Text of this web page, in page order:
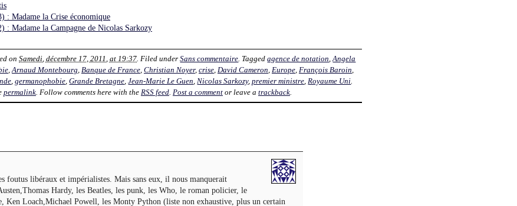
: Madame la Crise économique
: Madame la Campagne de Nicolas Sarkozy
onSamedi, décembre 17, 2011, at 19:37. Filed underSans commentaire. Taggedagence de notation,Angela
,Arnaud Montebourg, Banque de France, Christian Noyer, crise, David Cameron, Europe, François Baroin,
,germanophobie,Grande Bretagne,Jean-Marie Le Guen,Nicolas Sarkozy,premier ministre,Royaume Uni.
permalink. Follow comments here with the RSS feed. Post a commentor leave a trackback.
foutus libéraux et impérialistes. Mais sans eux, il nous manquerait
Hardy, les Beatles, les punk, les Who, le roman policier, le
Ken Loach,Michael Powell, les Monty Python (liste non exhaustive, plus un certain